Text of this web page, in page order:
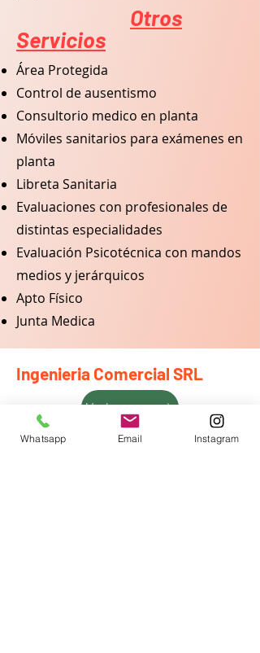
Otros
Servicios
Área Protegida
Control de ausentismo
Consultorio medico en planta
Móviles sanitarios para exámenes en
planta
Libreta Sanitaria
Evaluaciones con profesionales de
distintas especialidades
Evaluación Psicotécnica con mandos
medios y jerárquicos
Apto Físico
Junta Medica
Ingenieria Comercial SRL
Volver
Whatsapp Email Instagram